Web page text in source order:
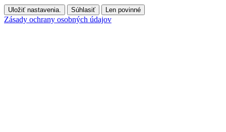
Uložiť nastavenia. Súhlasiť Len povinné
Zásady ochrany osobných údajov